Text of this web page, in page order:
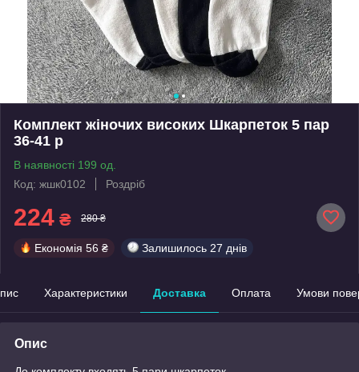
Комплект жіночих високих Шкарпеток 5 пар
36-41 р
В наявності 199 од.
Код: жшк0102
Роздріб
224 ₴ 280 ₴
Економія 56 ₴ Залишилось 27 днів
Характеристики Доставка Оплата Умови
Опис